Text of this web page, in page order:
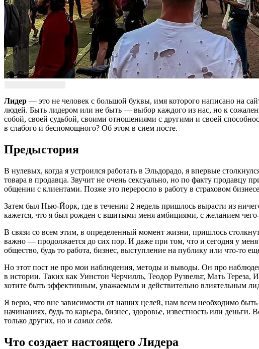
Лидер — это не человек с большой буквы, имя которого написано на
людей. Быть лидером или не быть — выбор каждого из нас, но к
собой, своей судьбой, своими отношениями с другими и своей
в слабого и беспомощного? Об этом в сием посте.
Предыстория
В нулевых, когда я устроился работать в Эльдорадо, я впервые
товара в продавца. Звучит не очень сексуально, но по факту продавцу
общении с клиентами. Позже это переросло в работу в страховом
Затем был Нью-Йорк, где в течении 2 недель пришлось вырасти из
кажется, что я был рожден с вшитыми меня амбициями, с желанием
В связи со всем этим, в определенный момент жизни, пришлось
важно — продолжается до сих пор. И даже при том, что и сегодня у меня
общество, будь то работа, бизнес, выступление на публику или что-то
Но этот пост не про мои наблюдения, методы и выводы. Он про
в истории. Таких как Уинстон Черчилль, Теодор Рузвельт, Мать
хотите быть эффективным, уважаемым и действительно влиятельным
Я верю, что вне зависимости от наших целей, нам всем необходимо
начинаниях, будь то карьера, бизнес, здоровье, известность или
только других, но и самих себя.
Что создает настоящего Лидера